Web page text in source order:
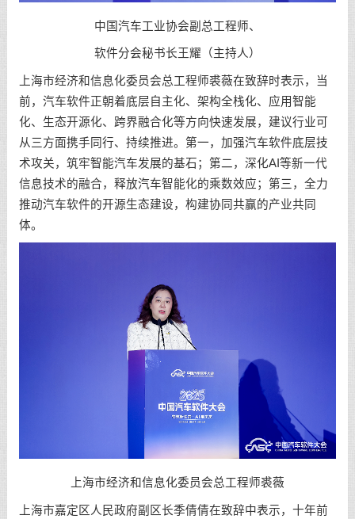
中国汽车工业协会副总工程师、
软件分会秘书长王耀（主持人）
上海市经济和信息化委员会总工程师裘薇在致辞时表示，当
前，汽车软件正朝着底层自主化、架构全栈化、应用智能
化、生态开源化、跨界融合化等方向快速发展，建议行业可
从三方面携手同行、持续推进。第一，加强汽车软件底层技
术攻关，筑牢智能汽车发展的基石；第二，深化AI等新一代
信息技术的融合，释放汽车智能化的乘数效应；第三，全力
推动汽车软件的开源生态建设，构建协同共赢的产业共同
体。
上海市经济和信息化委员会总工程师裘薇
上海市嘉定区人民政府副区长季倩倩在致辞中表示，十年前